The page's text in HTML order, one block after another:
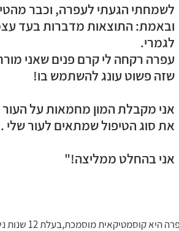
לשמחתי הגעתי לעפרה, וכבר
ובאמת: התוצאות מדברות בעד
לגמרי.
עפרה רקחה לי קרם פנים שאני
שזה פשוט עונג להשתמש בו!
אני מקבלת המון מחמאות על
את סוג הטיפול שמתאים לעור שלי .
אני בהחלט ממליצה!"
עפרה היא